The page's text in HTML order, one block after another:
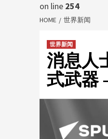
on line 254
HOME 世界新闻
世界新闻
消息人
式武器